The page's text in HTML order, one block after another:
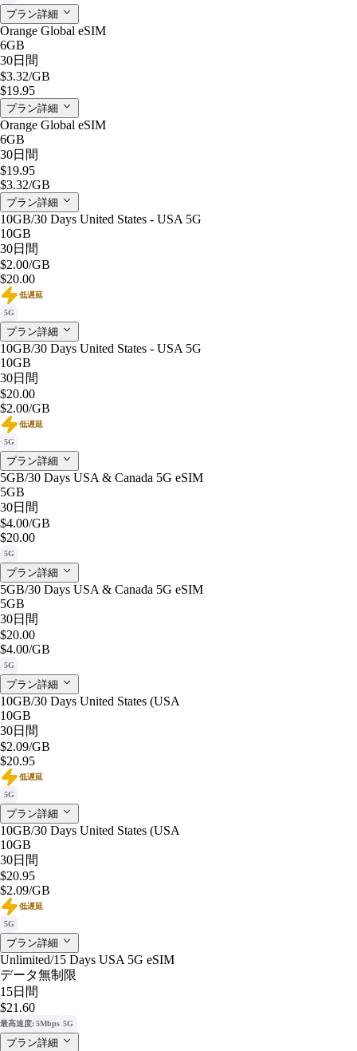
プラン詳細
Orange Global eSIM
6GB
30日間
$3.32/GB
$19.95
プラン詳細
Orange Global eSIM
6GB
30日間
$19.95
$3.32/GB
プラン詳細
10GB/30 Days United States - USA 5G
10GB
30日間
$2.00/GB
$20.00
低遅延
5G
プラン詳細
10GB/30 Days United States - USA 5G
10GB
30日間
$20.00
$2.00/GB
低遅延
5G
プラン詳細
5GB/30 Days USA & Canada 5G eSIM
5GB
30日間
$4.00/GB
$20.00
5G
プラン詳細
5GB/30 Days USA & Canada 5G eSIM
5GB
30日間
$20.00
$4.00/GB
5G
プラン詳細
10GB/30 Days United States (USA
10GB
30日間
$2.09/GB
$20.95
低遅延
5G
プラン詳細
10GB/30 Days United States (USA
10GB
30日間
$20.95
$2.09/GB
低遅延
5G
プラン詳細
Unlimited/15 Days USA 5G eSIM
データ無制限
15日間
$21.60
最高速度: 5Mbps 5G
プラン詳細